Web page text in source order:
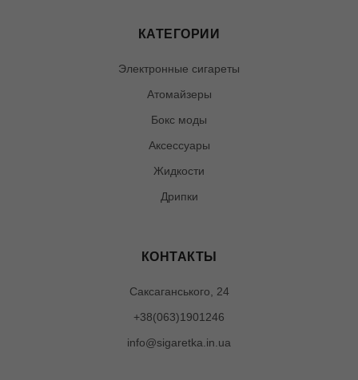
КАТЕГОРИИ
Электронные сигареты
Атомайзеры
Бокс моды
Аксессуары
Жидкости
Дрипки
КОНТАКТЫ
Саксаганського, 24
+38(063)1901246
info@sigaretka.in.ua